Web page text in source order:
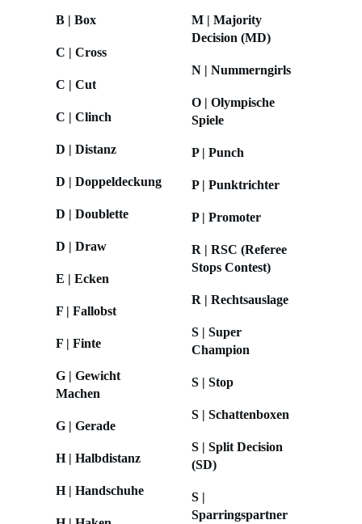
B | Box
C | Cross
C | Cut
C | Clinch
D | Distanz
D | Doppeldeckung
D | Doublette
D | Draw
E | Ecken
F | Fallobst
F | Finte
G | Gewicht
Machen
G | Gerade
H | Halbdistanz
H | Handschuhe
M | Majority
Decision (MD)
N | Nummerngirls
O | Olympische
Spiele
P | Punch
P | Punktrichter
P | Promoter
R | RSC (Referee
Stops Contest)
R | Rechtsauslage
S | Super
Champion
S | Stop
S | Schattenboxen
S | Split Decision
(SD)
S |
Sparringspartner